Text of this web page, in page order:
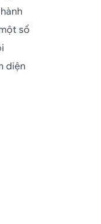
số
diện